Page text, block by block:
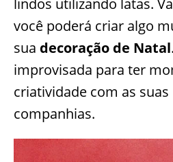
lindos utilizando latas.
você poderá criar algo
sua decoração de Natal
improvisada para ter
criatividade com as
companhias.